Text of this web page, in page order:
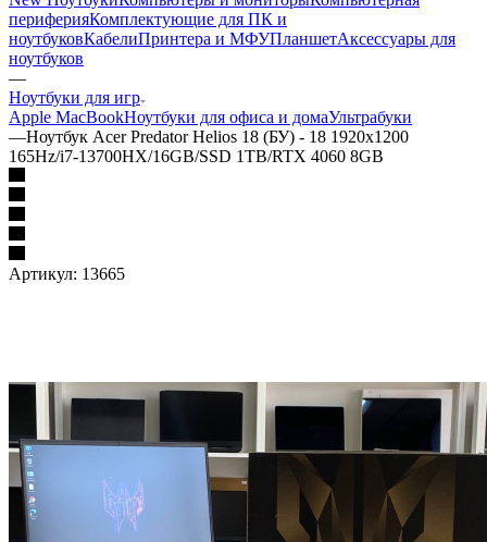
периферияКомплектующие для ПК и
ноутбуковКабелиПринтера и МФУПланшетАксессуары для
ноутбуков
—
Ноутбуки для игр
Apple MacBookНоутбуки для офиса и домаУльтрабуки
—Ноутбук Acer Predator Helios 18 (БУ) - 18 1920x1200
165Hz/i7-13700HX/16GB/SSD 1TB/RTX 4060 8GB
Артикул: 13665